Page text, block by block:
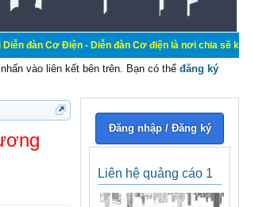
Điện - Diễn đàn Cơ điện là nơi chia sẽ kiến thức
vào liên kết bên trên. Bạn có thể đăng ký
Đăng nhập / Đăng ký
Liên hệ quảng cáo 1